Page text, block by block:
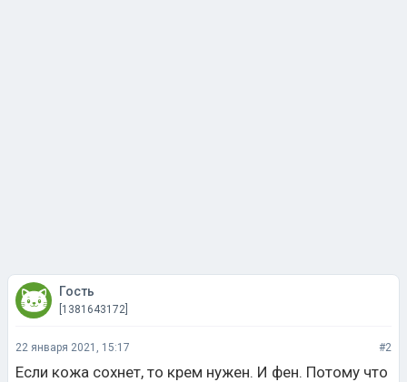
Гость
[1381643172]
22 января 2021, 15:17 #2
Если кожа сохнет, то крем нужен. И фен. Потому что